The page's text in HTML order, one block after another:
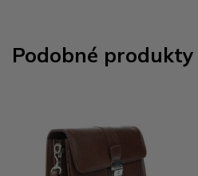
Podobné produkty